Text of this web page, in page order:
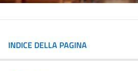
INDICE DELLA PAGINA